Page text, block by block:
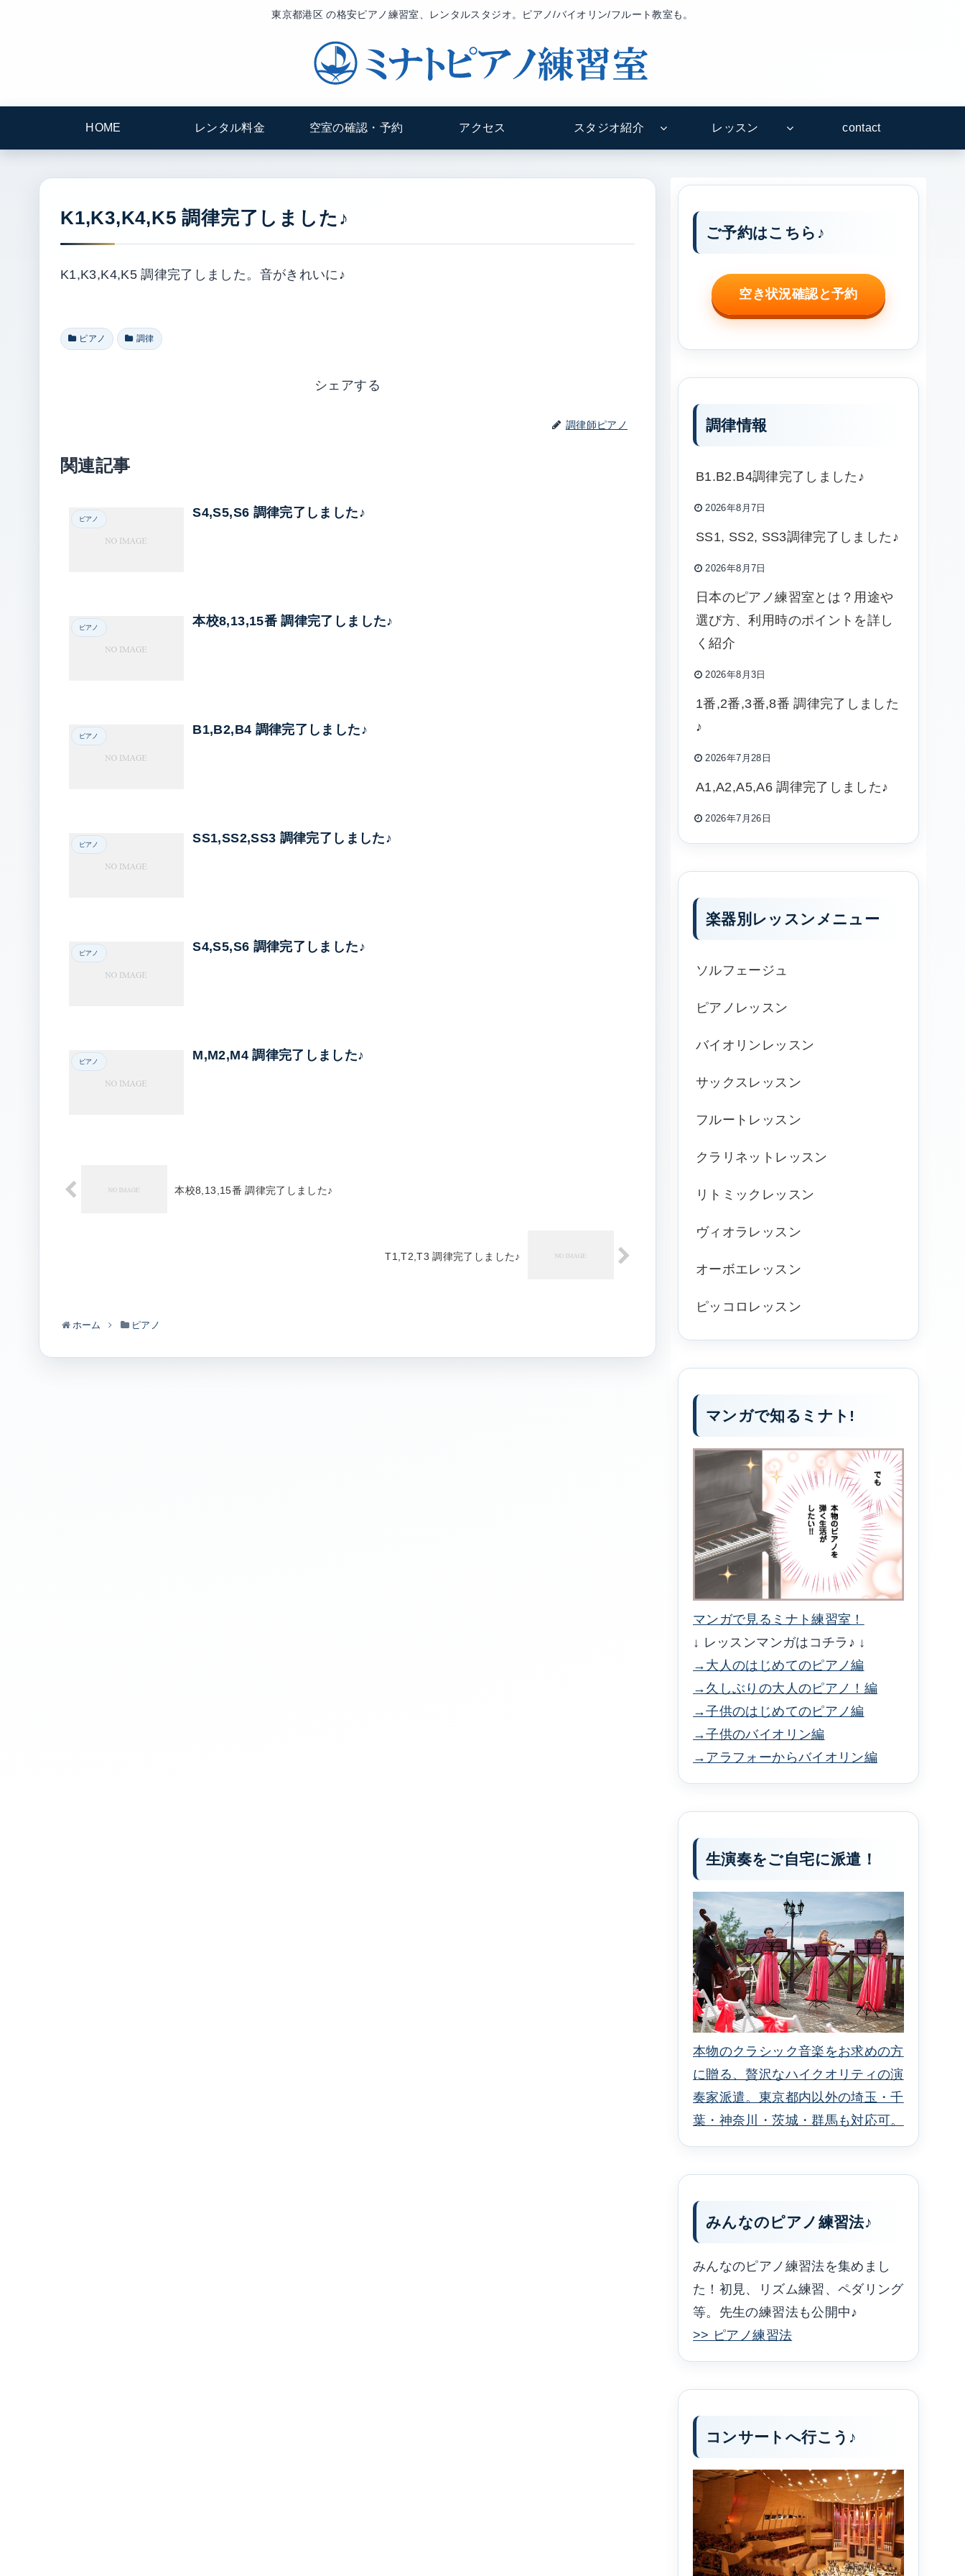
東京都港区 の格安ピアノ練習室、レンタルスタジオ。ピアノ/バイオリン/フルート教室も。
HOME レンタル料金 空室の確認・予約 アクセス スタジオ紹介 レッスン contact
K1,K3,K4,K5 調律完了しました♪
K1,K3,K4,K5 調律完了しました。音がきれいに♪
ピアノ 調律
シェアする
調律師ピアノ
関連記事
ピアノ S4,S5,S6 調律完了しました♪
ピアノ 本校8,13,15番 調律完了しました♪
ピアノ B1,B2,B4 調律完了しました♪
ピアノ SS1,SS2,SS3 調律完了しました♪
ピアノ S4,S5,S6 調律完了しました♪
ピアノ M,M2,M4 調律完了しました♪
本校8,13,15番 調律完了しました♪
T1,T2,T3 調律完了しました♪
ホーム ピアノ
ご予約はこちら♪
空き状況確認と予約
調律情報
B1.B2.B4調律完了しました♪
2026年8月7日
SS1, SS2, SS3調律完了しました♪
2026年8月7日
日本のピアノ練習室とは？用途や
選び方、利用時のポイントを詳し
く紹介
2026年8月3日
1番,2番,3番,8番 調律完了しました
♪
2026年7月28日
A1,A2,A5,A6 調律完了しました♪
2026年7月26日
楽器別レッスンメニュー
ソルフェージュ
ピアノレッスン
バイオリンレッスン
サックスレッスン
フルートレッスン
クラリネットレッスン
リトミックレッスン
ヴィオラレッスン
オーボエレッスン
ピッコロレッスン
マンガで知るミナト!
マンガで見るミナト練習室！
↓ レッスンマンガはコチラ♪ ↓
→大人のはじめてのピアノ編
→久しぶりの大人のピアノ！編
→子供のはじめてのピアノ編
→子供のバイオリン編
→アラフォーからバイオリン編
生演奏をご自宅に派遣！
本物のクラシック音楽をお求めの方
に贈る、贅沢なハイクオリティの演
奏家派遣。東京都内以外の埼玉・千
葉・神奈川・茨城・群馬も対応可。
みんなのピアノ練習法♪
みんなのピアノ練習法を集めまし
た！初見、リズム練習、ペダリング
等。先生の練習法も公開中♪
>> ピアノ練習法
コンサートへ行こう♪